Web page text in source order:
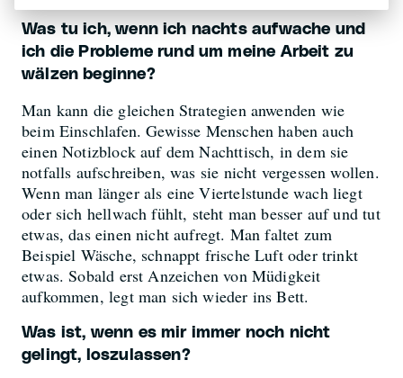
Was tu ich, wenn ich nachts aufwache und
ich die Probleme rund um meine Arbeit zu
wälzen beginne?
Man kann die gleichen Strategien anwenden wie
beim Einschlafen. Gewisse Menschen haben auch
einen Notizblock auf dem Nachttisch, in dem sie
notfalls aufschreiben, was sie nicht vergessen wollen.
Wenn man länger als eine Viertelstunde wach liegt
oder sich hellwach fühlt, steht man besser auf und tut
etwas, das einen nicht aufregt. Man faltet zum
Beispiel Wäsche, schnappt frische Luft oder trinkt
etwas. Sobald erst Anzeichen von Müdigkeit
aufkommen, legt man sich wieder ins Bett.
Was ist, wenn es mir immer noch nicht
gelingt, loszulassen?